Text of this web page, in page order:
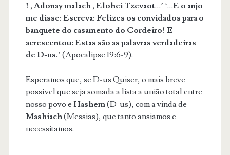
! , Adonay malach, Elohei Tzevaot…’ ‘…E o anjo
me disse: Escreva: Felizes os convidados para o
banquete do casamento do Cordeiro! E
acrescentou: Estas são as palavras verdadeiras
de D-us.’ (Apocalipse 19:6-9).
Esperamos que, se D-us Quiser, o mais breve
possível que seja somada a lista a união total entre
nosso povo e Hashem(D-us), com a vinda de
Mashiach(Messias), que tanto ansiamos e
necessitamos.